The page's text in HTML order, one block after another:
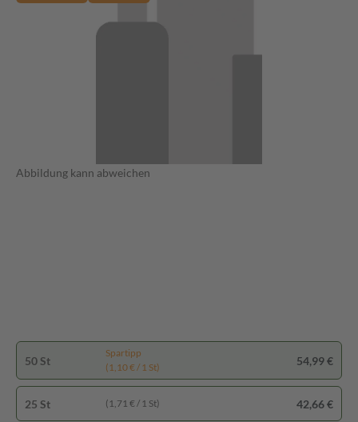
Abbildung kann abweichen
50 St
Spartipp
(1,10 € / 1 St)
54,99 €
25 St (1,71 € / 1 St) 42,66 €